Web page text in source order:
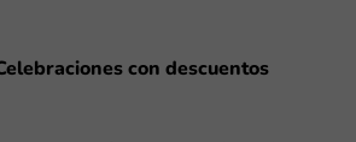
con descuentos